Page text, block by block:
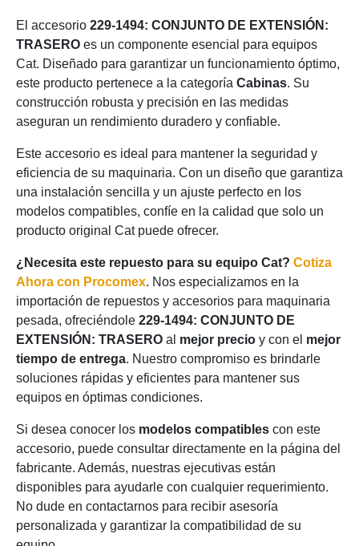
El accesorio 229-1494: CONJUNTO DE EXTENSIÓN:
TRASERO es un componente esencial para equipos
Cat. Diseñado para garantizar un funcionamiento óptimo,
este producto pertenece a la categoría Cabinas. Su
construcción robusta y precisión en las medidas
aseguran un rendimiento duradero y confiable.
Este accesorio es ideal para mantener la seguridad y
eficiencia de su maquinaria. Con un diseño que garantiza
una instalación sencilla y un ajuste perfecto en los
modelos compatibles, confíe en la calidad que solo un
producto original Cat puede ofrecer.
¿Necesita este repuesto para su equipo Cat? Cotiza
Ahora con Procomex. Nos especializamos en la
importación de repuestos y accesorios para maquinaria
pesada, ofreciéndole 229-1494: CONJUNTO DE
EXTENSIÓN: TRASERO al mejor precio y con el mejor
tiempo de entrega. Nuestro compromiso es brindarle
soluciones rápidas y eficientes para mantener sus
equipos en óptimas condiciones.
Si desea conocer los modelos compatibles con este
accesorio, puede consultar directamente en la página del
fabricante. Además, nuestras ejecutivas están
disponibles para ayudarle con cualquier requerimiento.
No dude en contactarnos para recibir asesoría
personalizada y garantizar la compatibilidad de su